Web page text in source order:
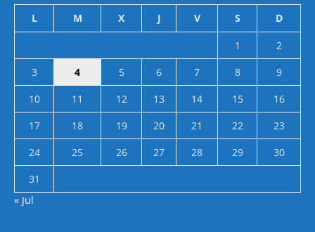
L M X J V S D
1
2
3
4 5 6 7 8
9
10
11 12 13 14 15
16
17
18 19 20 21 22
23
24
25 26 27 28 29
30
31
« Jul